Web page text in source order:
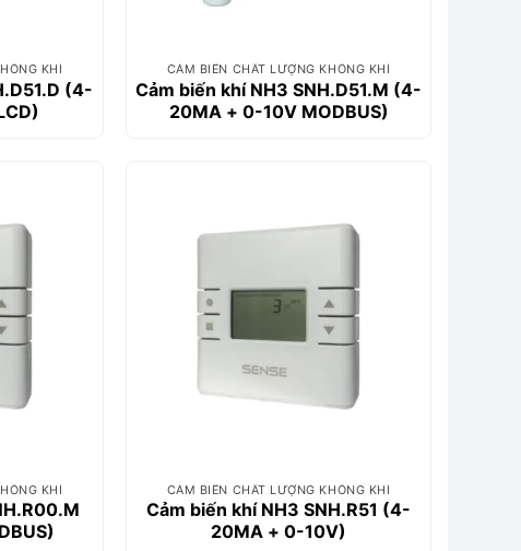
KHÍ
(4-
CẢM BIẾN CHẤT LƯỢNG KHÔNG KHÍ
Cảm biến khí NH3 SNH.D51.M (4-
20MA + 0-10V MODBUS)
KHÍ CẢM BIẾN CHẤT LƯỢNG KHÔNG KHÍ
Cảm biến khí NH3 SNH.R51 (4-
20MA + 0-10V)